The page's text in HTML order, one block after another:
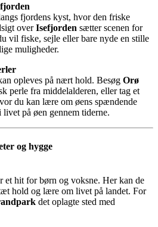
fjordens kyst, hvor den friske
overIsefjorden sætter scenen for
vil fiske, sejle eller bare nyde en stille
muligheder.
opleves på nært hold. Besøg Orø
perle fra middelalderen, eller tag et
du kan lære om øens spændende
på øen gennem tiderne.
og hygge
et hit for børn og voksne. Her kan de
hold og lære om livet på landet. For
det oplagte sted med